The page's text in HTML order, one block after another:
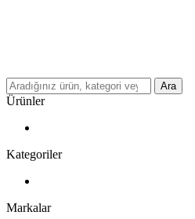
Ara
Ürünler
Kategoriler
Markalar